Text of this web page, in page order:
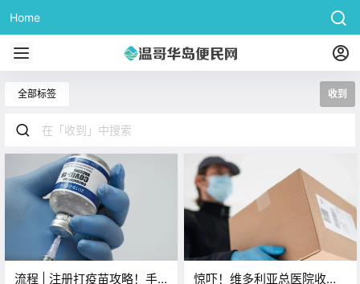
Home
全部标签 收到
流程 | 注册打疫苗攻略！手
惊吓！维多利亚总医院收到